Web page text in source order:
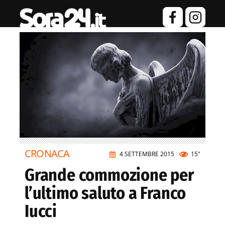
4 SETTEMBRE 2015 15"
CRONACA
Grande commozione per
l’ultimo saluto a Franco
Iucci